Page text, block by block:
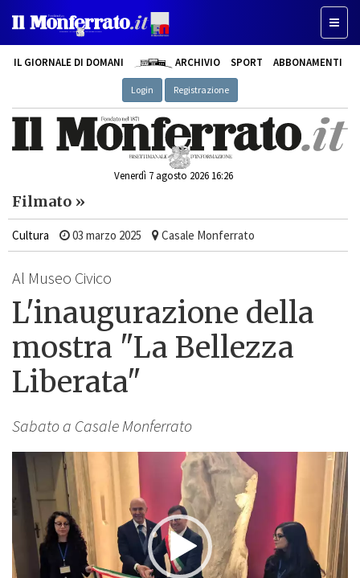
IL GIORNALE DI DOMANI ARCHIVIO SPORT ABBONAMENTI
Login Registrazione
Venerdì 7 agosto 2026 16:26
Filmato »
Cultura 03 marzo 2025 Casale Monferrato
Al Museo Civico
L'inaugurazione della
mostra "La Bellezza
Liberata"
Sabato a Casale Monferrato
Video